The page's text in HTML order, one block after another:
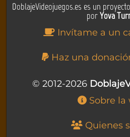
DoblajeVideojuegos.es es un
porYova
Invítame a un
Haz una
© 2012-2026
Sobre la
Quienes